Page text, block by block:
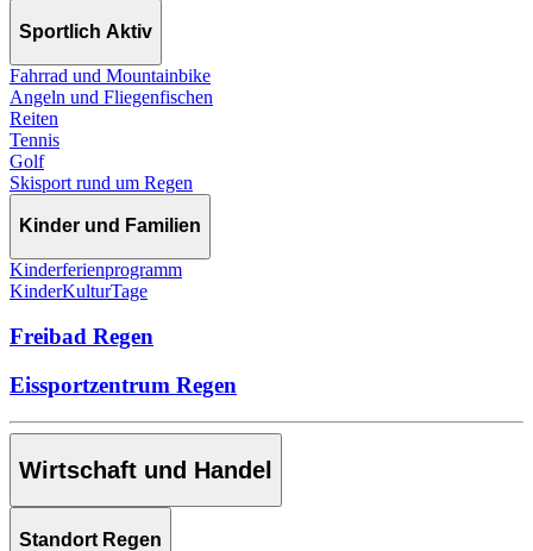
Sportlich Aktiv
Fahrrad und Mountainbike
Angeln und Fliegenfischen
Reiten
Tennis
Golf
Skisport rund um Regen
Kinder und Familien
Kinderferienprogramm
KinderKulturTage
Freibad Regen
Eissportzentrum Regen
Wirtschaft und Handel
Standort Regen